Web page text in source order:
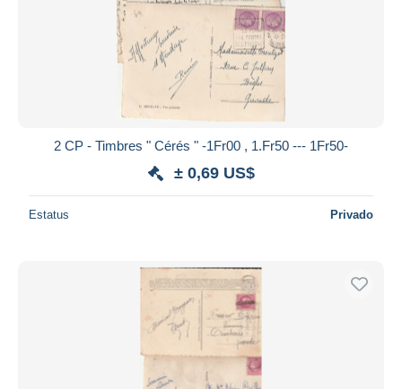
2 CP - Timbres " Cérés " -1Fr00 , 1.Fr50 --- 1Fr50-
± 0,69 US$
Estatus Privado